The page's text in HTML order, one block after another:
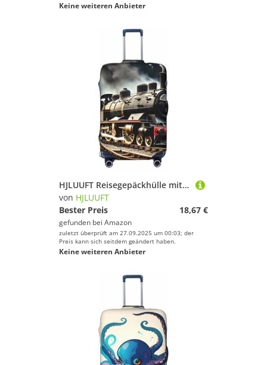
Keine weiteren Anbieter
HJLUUFT Reisegepäckhülle mit Dampflokomotive-Zug-Druck, Kofferabdeckung, waschbar, kratzfest, Schwarz , XL
von HJLUUFT
Bester Preis
18,67 €
gefunden bei Amazon
zuletzt überprüft am 27.09.2025 um 00:03; der
Preis kann sich seitdem geändert haben.
Keine weiteren Anbieter